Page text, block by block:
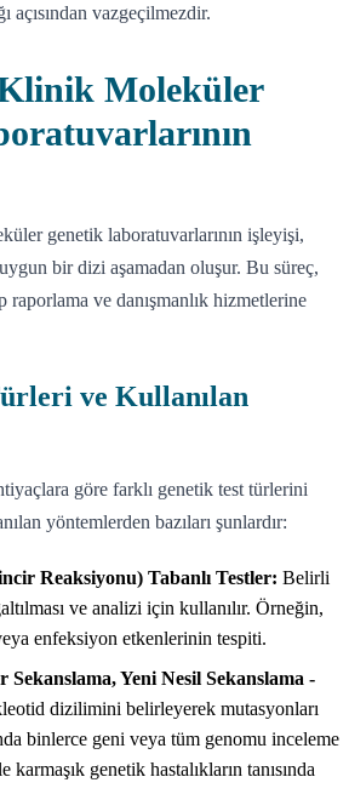
açısından vazgeçilmezdir.
Moleküler
genetik laboratuvarlarının işleyişi,
bir dizi aşamadan oluşur. Bu süreç,
raporlama ve danışmanlık hizmetlerine
ve Kullanılan
göre farklı genetik test türlerini
yöntemlerden bazıları şunlardır:
Reaksiyonu) Tabanlı Testler: Belirli
ve analizi için kullanılır. Örneğin,
enfeksiyon etkenlerinin tespiti.
Sekanslama, Yeni Nesil Sekanslama -
dizilimini belirleyerek mutasyonları
binlerce geni veya tüm genomu inceleme
genetik hastalıkların tanısında